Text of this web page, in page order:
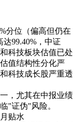
分位（偏高但仍在
99.40%，中证
科技板块估值已处
值结构性分化严
科技成长股严重透
，尤其在中报业绩
"证伪"风险。
贴水